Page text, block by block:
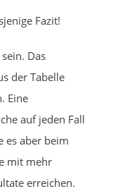
Fazit!
Das
der Tabelle
Eine
auf jeden Fall
es aber beim
mit mehr
erreichen.